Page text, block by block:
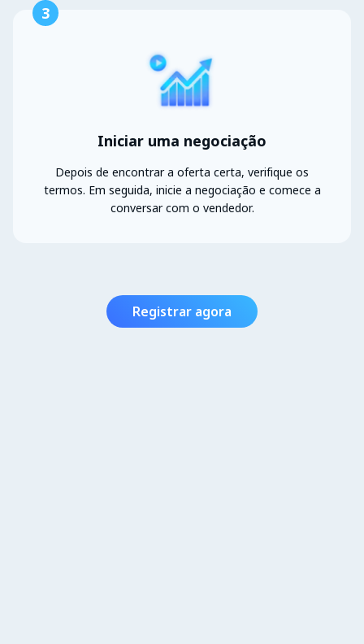
3
Iniciar uma negociação
Depois de encontrar a oferta certa, verifique os
termos. Em seguida, inicie a negociação e comece a
conversar com o vendedor.
Registrar agora